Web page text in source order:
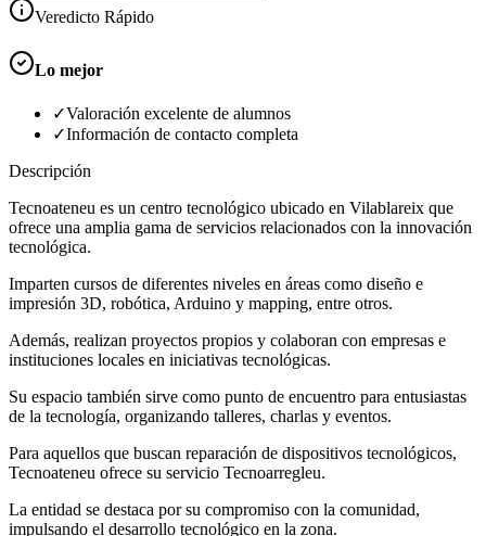
Veredicto Rápido
Lo mejor
✓Valoración excelente de alumnos
✓Información de contacto completa
Descripción
Tecnoateneu es un centro tecnológico ubicado en Vilablareix que
ofrece una amplia gama de servicios relacionados con la innovación
tecnológica.
Imparten cursos de diferentes niveles en áreas como diseño e
impresión 3D, robótica, Arduino y mapping, entre otros.
Además, realizan proyectos propios y colaboran con empresas e
instituciones locales en iniciativas tecnológicas.
Su espacio también sirve como punto de encuentro para entusiastas
de la tecnología, organizando talleres, charlas y eventos.
Para aquellos que buscan reparación de dispositivos tecnológicos,
Tecnoateneu ofrece su servicio Tecnoarregleu.
La entidad se destaca por su compromiso con la comunidad,
impulsando el desarrollo tecnológico en la zona.